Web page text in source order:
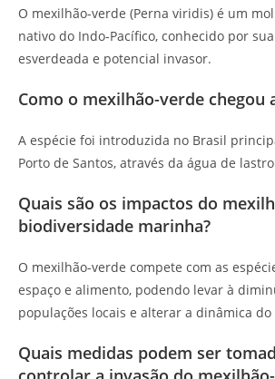
O mexilhão-verde (Perna viridis) é um
nativo do Indo-Pacífico, conhecido por
esverdeada e potencial invasor.
Como o mexilhão-verde chegou
A espécie foi introduzida no Brasil
Porto de Santos, através da água de
Quais são os impactos do
biodiversidade marinha?
O mexilhão-verde compete com as
espaço e alimento, podendo levar à
populações locais e alterar a dinâmica do
Quais medidas podem ser